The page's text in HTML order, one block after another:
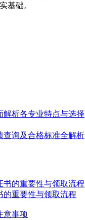
基础。
解析各专业特点与选择
查询及合格标准全解析
的重要性与领取流程